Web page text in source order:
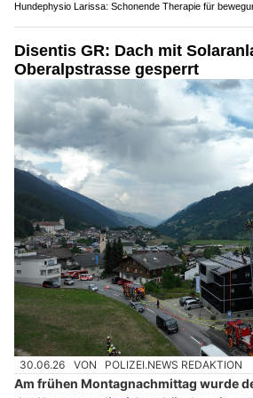
Hundephysio Larissa: Schonende Therapie für
Disentis GR: Dach mit
Oberalpstrasse gesperrt
30.06.26 VON POLIZEI.NEWS REDAKTION
Am frühen Montagnachmittag wurde